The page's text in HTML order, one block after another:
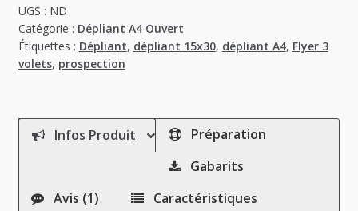
UGS : ND
Catégorie : Dépliant A4 Ouvert
Étiquettes : Dépliant, dépliant 15x30, dépliant A4, Flyer 3
volets, prospection
Infos Produit
Préparation
Gabarits
Avis (1)
Caractéristiques